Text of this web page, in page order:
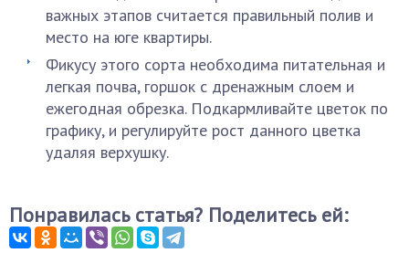
важных этапов считается правильный полив и
место на юге квартиры.
Фикусу этого сорта необходима питательная и
легкая почва, горшок с дренажным слоем и
ежегодная обрезка. Подкармливайте цветок по
графику, и регулируйте рост данного цветка
удаляя верхушку.
Понравилась статья? Поделитесь ей: